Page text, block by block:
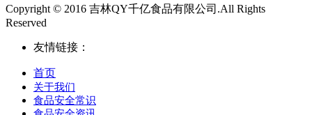
Copyright © 2016 吉林QY千亿食品有限公司.All Rights
Reserved
友情链接：
首页
关于我们
食品安全常识